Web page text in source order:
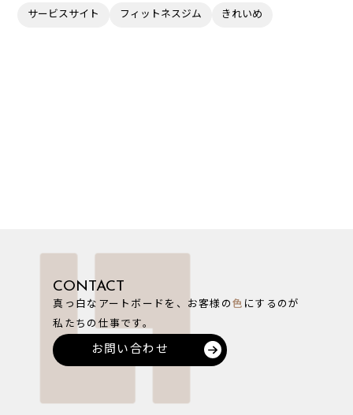
サービスサイト フィットネスジム きれいめ
CONTACT
真っ白なアートボードを、お客様の 色 にするのが
私たちの仕事です。
お問い合わせ